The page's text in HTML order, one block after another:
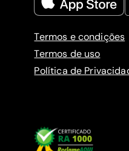
Termos e condições
Termos de uso
Política de